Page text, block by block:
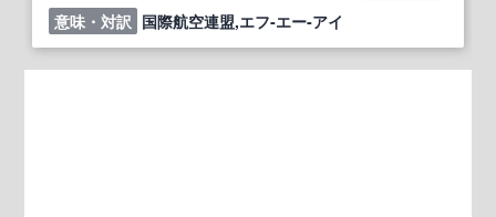
意味・対訳 国際航空連盟,エフ‐エー‐アイ